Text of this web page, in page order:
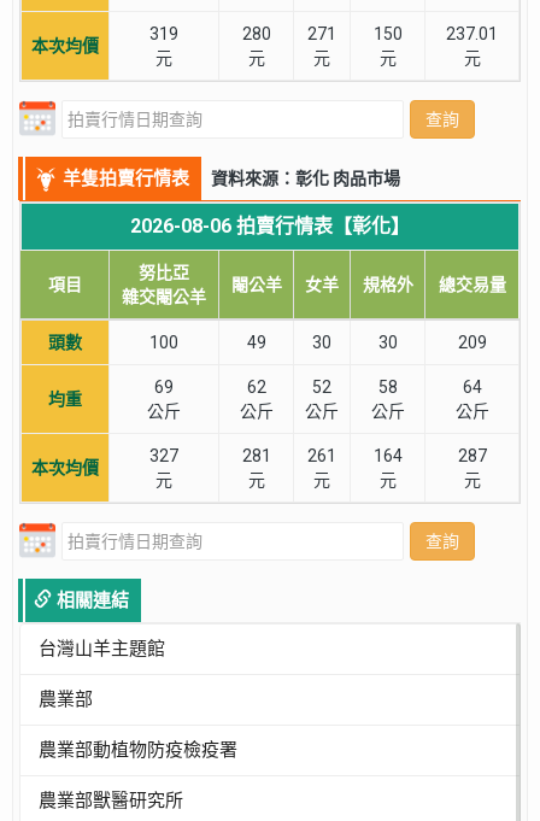
本次均價
319
元
280
元
271
元
150
元
237.01
元
查詢
羊隻拍賣行情表 資料來源：彰化 肉品市場
2026-08-06 拍賣行情表【彰化】
項目
努比亞
雜交閹公羊
閹公羊 女羊 規格外 總交易量
頭數 100 49 30 30 209
均重
69
公斤
62
公斤
52
公斤
58
公斤
64
公斤
本次均價
327
元
281
元
261
元
164
元
287
元
查詢
相關連結
台灣山羊主題館
農業部
農業部動植物防疫檢疫署
農業部獸醫研究所